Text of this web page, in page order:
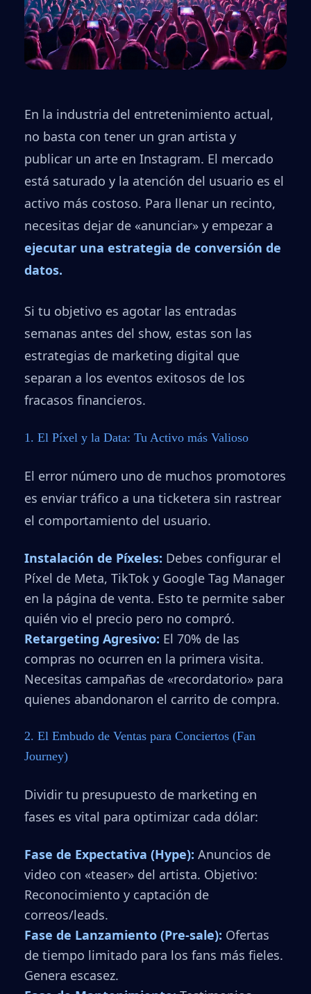
En la industria del entretenimiento actual,
no basta con tener un gran artista y
publicar un arte en Instagram. El mercado
está saturado y la atención del usuario es el
activo más costoso. Para llenar un recinto,
necesitas dejar de «anunciar» y empezar a
ejecutar una estrategia de conversión de
datos.
Si tu objetivo es agotar las entradas
semanas antes del show, estas son las
estrategias de marketing digital que
separan a los eventos exitosos de los
fracasos financieros.
1. El Píxel y la Data: Tu Activo más Valioso
El error número uno de muchos promotores
es enviar tráfico a una ticketera sin rastrear
el comportamiento del usuario.
Instalación de Píxeles: Debes configurar el
Píxel de Meta, TikTok y Google Tag Manager
en la página de venta. Esto te permite saber
quién vio el precio pero no compró.
Retargeting Agresivo: El 70% de las
compras no ocurren en la primera visita.
Necesitas campañas de «recordatorio» para
quienes abandonaron el carrito de compra.
2. El Embudo de Ventas para Conciertos (Fan
Journey)
Dividir tu presupuesto de marketing en
fases es vital para optimizar cada dólar:
Fase de Expectativa (Hype): Anuncios de
video con «teaser» del artista. Objetivo:
Reconocimiento y captación de
correos/leads.
Fase de Lanzamiento (Pre-sale): Ofertas
de tiempo limitado para los fans más fieles.
Genera escasez.